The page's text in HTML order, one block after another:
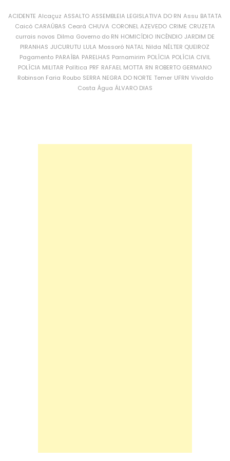
ACIDENTE Alcaçuz ASSALTO ASSEMBLEIA LEGISLATIVA DO RN Assu BATATA
Caicó CARAÚBAS Ceará CHUVA CORONEL AZEVEDO CRIME CRUZETA
currais novos Dilma Governo do RN HOMICÍDIO INCÊNDIO JARDIM DE
PIRANHAS JUCURUTU LULA Mossoró NATAL Nilda NÉLTER QUEIROZ
Pagamento PARAÍBA PARELHAS Parnamirim POLÍCIA POLÍCIA CIVIL
POLÍCIA MILITAR Política PRF RAFAEL MOTTA RN ROBERTO GERMANO
Robinson Faria Roubo SERRA NEGRA DO NORTE Temer UFRN Vivaldo
Costa Água ÁLVARO DIAS